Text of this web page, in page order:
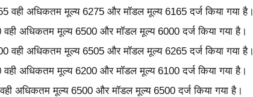
वही अधिकतम मूल्य 6275 और मॉडल मूल्य 6165 दर्ज किया गया है।
अधिकतम मूल्य 6500 और मॉडल मूल्य 6000 दर्ज किया गया है।
वही अधिकतम मूल्य 6505 और मॉडल मूल्य 6265 दर्ज किया गया है।
अधिकतम मूल्य 6200 और मॉडल मूल्य 6100 दर्ज किया गया है।
अधिकतम मूल्य 6500 और मॉडल मूल्य 6500 दर्ज किया गया है।